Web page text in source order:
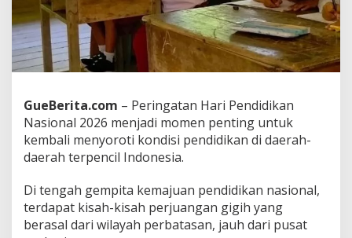
a
s
d
r
b
a
a
a
n
u
GueBerita.com – Peringatan Hari Pendidikan
Nasional 2026 menjadi momen penting untuk
kembali menyoroti kondisi pendidikan di daerah-
daerah terpencil Indonesia.
Di tengah gempita kemajuan pendidikan nasional,
terdapat kisah-kisah perjuangan gigih yang
berasal dari wilayah perbatasan, jauh dari pusat